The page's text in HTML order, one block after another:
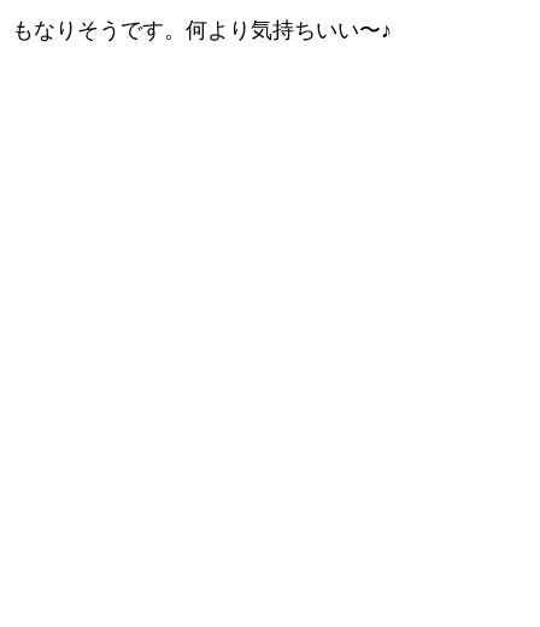
もなりそうです。何より気持ちいい〜♪